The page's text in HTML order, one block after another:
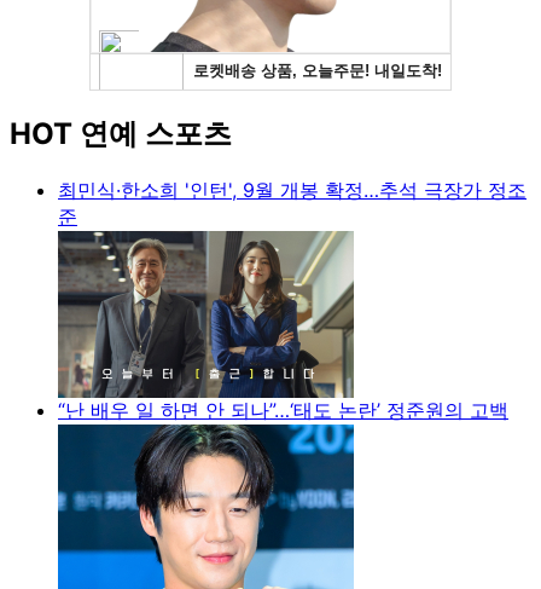
HOT 연예 스포츠
최민식·한소희 '인턴', 9월 개봉 확정…추석 극장가 정조
준
“난 배우 일 하면 안 되나”…‘태도 논란’ 정준원의 고백